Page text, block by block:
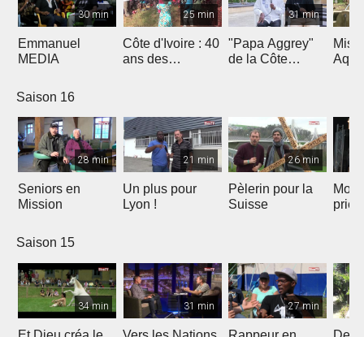
30 min
Emmanuel
MEDIA
25 min
Côte d'Ivoire : 40
ans des
31 min
"Papa Aggrey"
de la Côte
Saison 16
28 min
Seniors en
Mission
21 min
Un plus pour
Lyon !
26 min
Pèlerin pour la
Suisse
Saison 15
34 min 31 min 27 min